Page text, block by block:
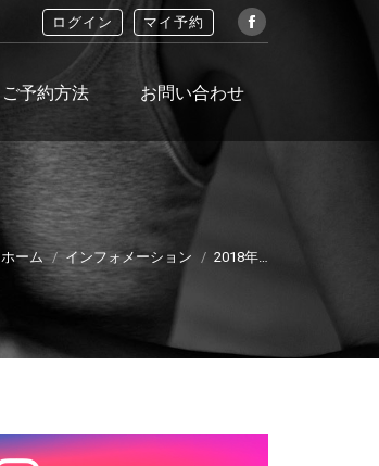
ログイン マイ予約
Facebook
ご予約方法 お問い合わせ
ホーム インフォメーション 2018年…